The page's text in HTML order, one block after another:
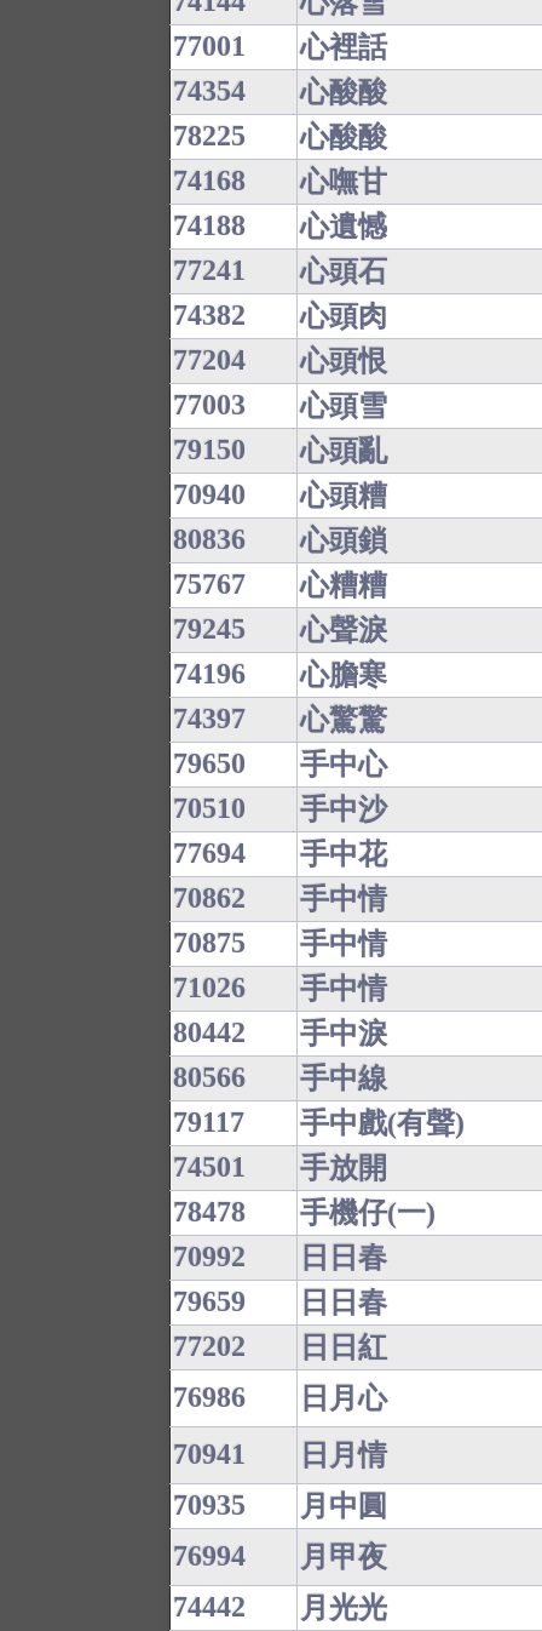
77001
心裡話
74354
心酸酸
78225
心酸酸
74168
心嘸甘
74188
心遺憾
77241
心頭石
74382
心頭肉
77204
心頭恨
77003
心頭雪
79150
心頭亂
70940
心頭糟
80836
心頭鎖
75767
心糟糟
79245
心聲淚
74196
心膽寒
74397
心驚驚
79650
手中心
70510
手中沙
77694
手中花
70862
手中情
70875
手中情
71026
手中情
80442
手中淚
80566
手中線
79117
手中戲(有聲)
74501
手放開
78478
手機仔(一)
70992
日日春
79659
日日春
77202
日日紅
76986
日月心
70941
日月情
70935
月中圓
76994
月甲夜
74442
月光光